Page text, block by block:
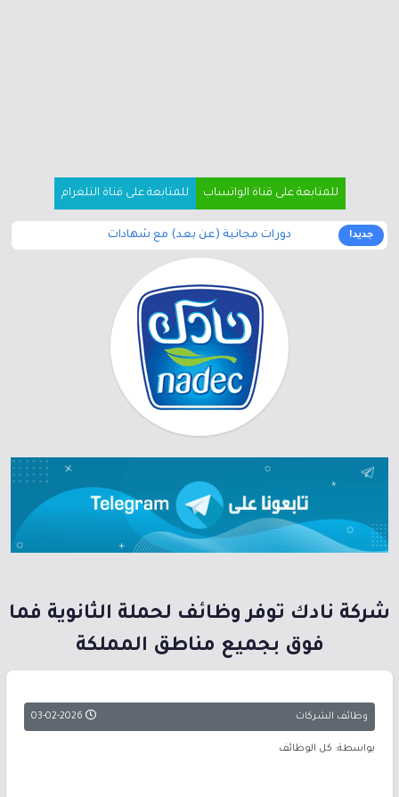
للمتابعة على قناة الواتساب للمتابعة على قناة التلغرام
جديد! دورات مجانية (عن بعد) مع شهادات
شركة نادك توفر وظائف لحملة الثانوية فما
فوق بجميع مناطق المملكة
وظائف الشركات 03-02-2026
بواسطة: كل الوظائف